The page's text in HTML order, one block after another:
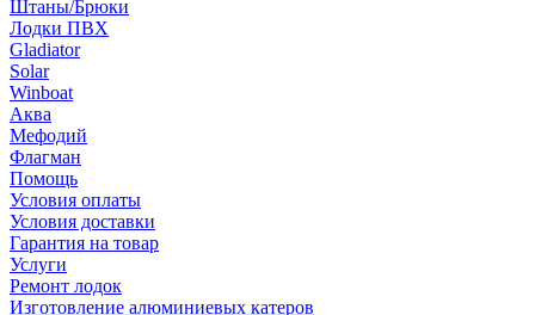
Штаны/Брюки
Лодки ПВХ
Gladiator
Solar
Winboat
Аква
Мефодий
Флагман
Помощь
Условия оплаты
Условия доставки
Гарантия на товар
Услуги
Ремонт лодок
Изготовление алюминиевых катеров